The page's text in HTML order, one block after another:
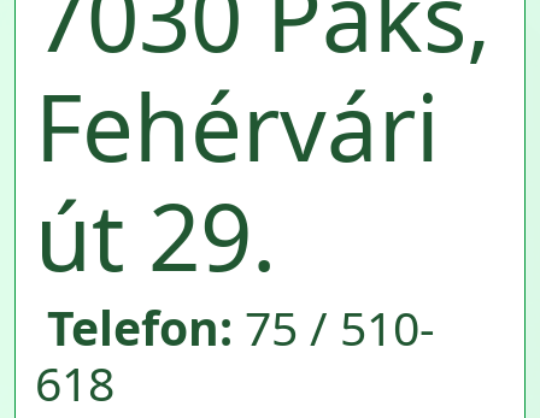
Fehérvári
út 29.
Telefon: 75 / 510-
618